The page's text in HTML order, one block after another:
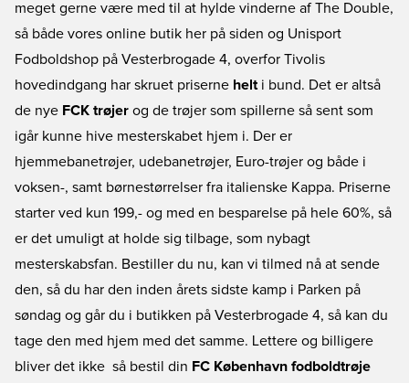
meget gerne være med til at hylde vinderne af The Double,
så både vores online butik her på siden og Unisport
Fodboldshop på Vesterbrogade 4, overfor Tivolis
hovedindgang har skruet priserne helt i bund. Det er altså
de nye FCK trøjer og de trøjer som spillerne så sent som
igår kunne hive mesterskabet hjem i. Der er
hjemmebanetrøjer, udebanetrøjer, Euro-trøjer og både i
voksen-, samt børnestørrelser fra italienske Kappa. Priserne
starter ved kun 199,- og med en besparelse på hele 60%, så
er det umuligt at holde sig tilbage, som nybagt
mesterskabsfan. Bestiller du nu, kan vi tilmed nå at sende
den, så du har den inden årets sidste kamp i Parken på
søndag og går du i butikken på Vesterbrogade 4, så kan du
tage den med hjem med det samme. Lettere og billigere
bliver det ikke  så bestil din FC København fodboldtrøje